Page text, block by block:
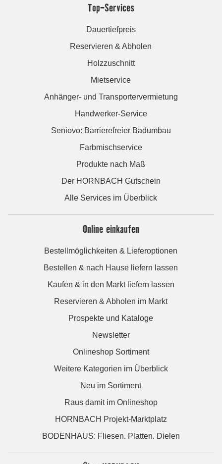
Top-Services
Dauertiefpreis
Reservieren & Abholen
Holzzuschnitt
Mietservice
Anhänger- und Transportervermietung
Handwerker-Service
Seniovo: Barrierefreier Badumbau
Farbmischservice
Produkte nach Maß
Der HORNBACH Gutschein
Alle Services im Überblick
Online einkaufen
Bestellmöglichkeiten & Lieferoptionen
Bestellen & nach Hause liefern lassen
Kaufen & in den Markt liefern lassen
Reservieren & Abholen im Markt
Prospekte und Kataloge
Newsletter
Onlineshop Sortiment
Weitere Kategorien im Überblick
Neu im Sortiment
Raus damit im Onlineshop
HORNBACH Projekt-Marktplatz
BODENHAUS: Fliesen. Platten. Dielen